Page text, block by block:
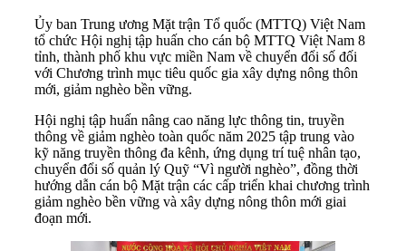
Ủy ban Trung ương Mặt trận Tổ quốc (MTTQ) Việt Nam
tổ chức Hội nghị tập huấn cho cán bộ MTTQ Việt Nam 8
tỉnh, thành phố khu vực miền Nam về chuyển đổi số đối
với Chương trình mục tiêu quốc gia xây dựng nông thôn
mới, giảm nghèo bền vững.
Hội nghị tập huấn nâng cao năng lực thông tin, truyền
thông về giảm nghèo toàn quốc năm 2025 tập trung vào
kỹ năng truyền thông đa kênh, ứng dụng trí tuệ nhân tạo,
chuyển đổi số quản lý Quỹ “Vì người nghèo”, đồng thời
hướng dẫn cán bộ Mặt trận các cấp triển khai chương trình
giảm nghèo bền vững và xây dựng nông thôn mới giai
đoạn mới.